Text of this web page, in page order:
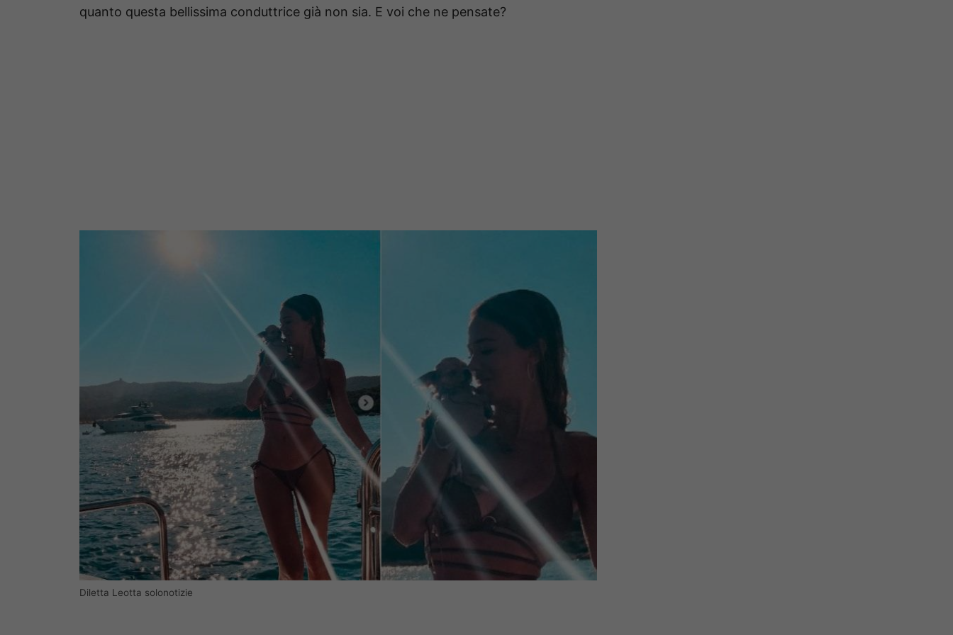
quanto questa bellissima conduttrice già non sia. E voi che ne pensate?
Diletta Leotta solonotizie